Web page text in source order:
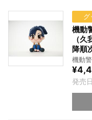
グ
機動
（
降順
機動
発売